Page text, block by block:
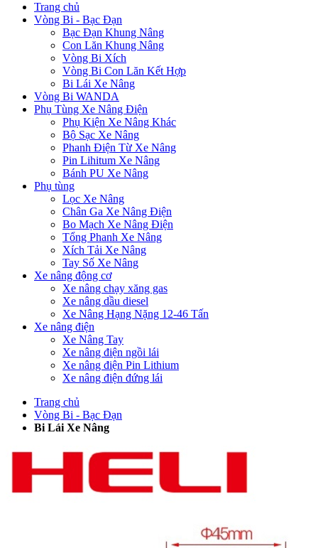
Trang chủ
Vòng Bi - Bạc Đạn
Bạc Đạn Khung Nâng
Con Lăn Khung Nâng
Vòng Bi Xích
Vòng Bi Con Lăn Kết Hợp
Bi Lái Xe Nâng
Vòng Bi WANDA
Phụ Tùng Xe Nâng Điện
Phụ Kiện Xe Nâng Khác
Bộ Sạc Xe Nâng
Phanh Điện Từ Xe Nâng
Pin Lihitum Xe Nâng
Bánh PU Xe Nâng
Phụ tùng
Lọc Xe Nâng
Chân Ga Xe Nâng Điện
Bo Mạch Xe Nâng Điện
Tổng Phanh Xe Nâng
Xích Tải Xe Nâng
Tay Số Xe Nâng
Xe nâng động cơ
Xe nâng chạy xăng gas
Xe nâng dầu diesel
Xe Nâng Hạng Nặng 12-46 Tấn
Xe nâng điện
Xe Nâng Tay
Xe nâng điện ngồi lái
Xe nâng điện Pin Lithium
Xe nâng điện đứng lái
Trang chủ
Vòng Bi - Bạc Đạn
Bi Lái Xe Nâng